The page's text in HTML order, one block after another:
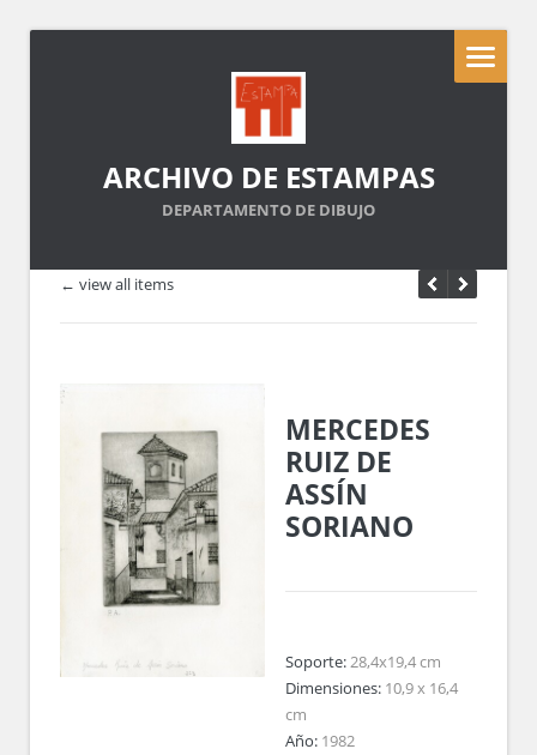
ARCHIVO DE ESTAMPAS
DEPARTAMENTO DE DIBUJO
← view all items
MERCEDES
RUIZ DE
ASSÍN
SORIANO
Soporte:28,4x19,4 cm
Dimensiones: 10,9 x 16,4
cm
Año: 1982